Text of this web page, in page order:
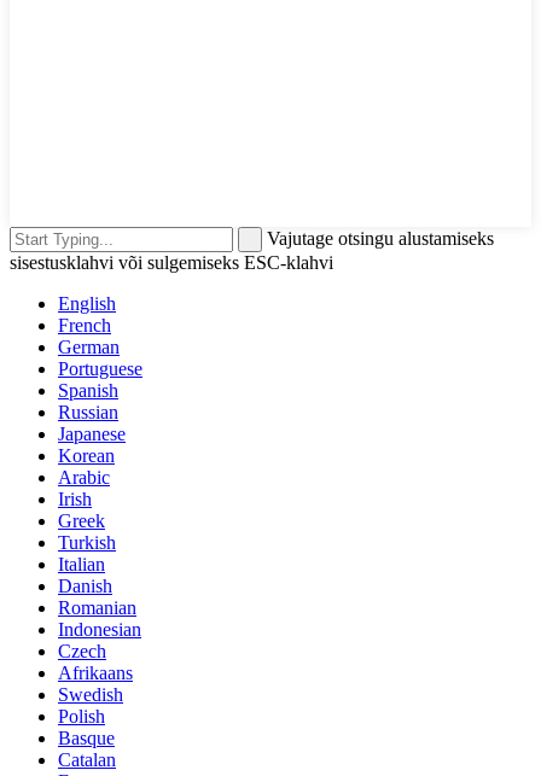
Vajutage otsingu alustamiseks
sisestusklahvi või sulgemiseks ESC-klahvi
English
French
German
Portuguese
Spanish
Russian
Japanese
Korean
Arabic
Irish
Greek
Turkish
Italian
Danish
Romanian
Indonesian
Czech
Afrikaans
Swedish
Polish
Basque
Catalan